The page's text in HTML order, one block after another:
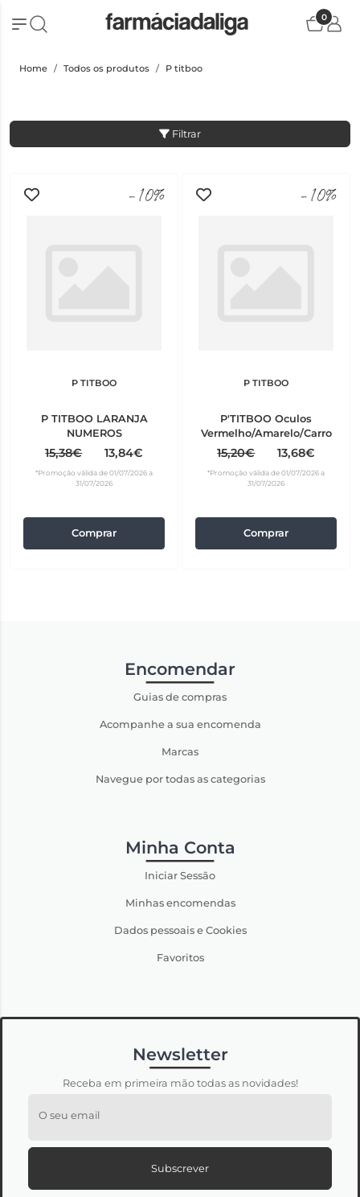
0
Home Todos os produtos P titboo
Filtrar
-10%
P TITBOO
P TITBOO LARANJA
NUMEROS
15,38€ 13,84€
*Promoção válida de 01/07/2026 a
31/07/2026
Comprar
-10%
P TITBOO
P'TITBOO Oculos
Vermelho/Amarelo/Carro
15,20€ 13,68€
*Promoção válida de 01/07/2026 a
31/07/2026
Comprar
Encomendar
Guias de compras
Acompanhe a sua encomenda
Marcas
Navegue por todas as categorias
Minha Conta
Iniciar Sessão
Minhas encomendas
Dados pessoais e Cookies
Favoritos
Newsletter
Receba em primeira mão todas as novidades!
O seu email
Subscrever